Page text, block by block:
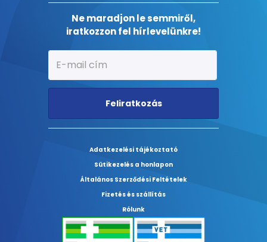
Ne maradjon le semmiről,
iratkozzon fel hírlevelünkre!
Feliratkozás
Adatkezelési tájékoztató
Sütikezelés a honlapon
Általános Szerződési Feltételek
Fizetés és szállítás
Rólunk